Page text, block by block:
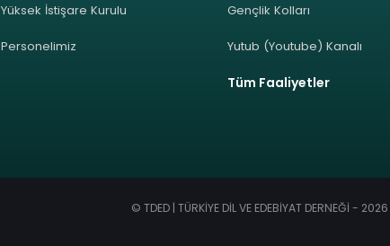
Yüksek İstişare Kurulu
Personelimiz
Gençlik Kolları
Yutub (Youtube) Kanalı
Tüm Faaliyetler
© TDED | TÜRKİYE DİL VE EDEBİYAT DERNEĞİ - 2026